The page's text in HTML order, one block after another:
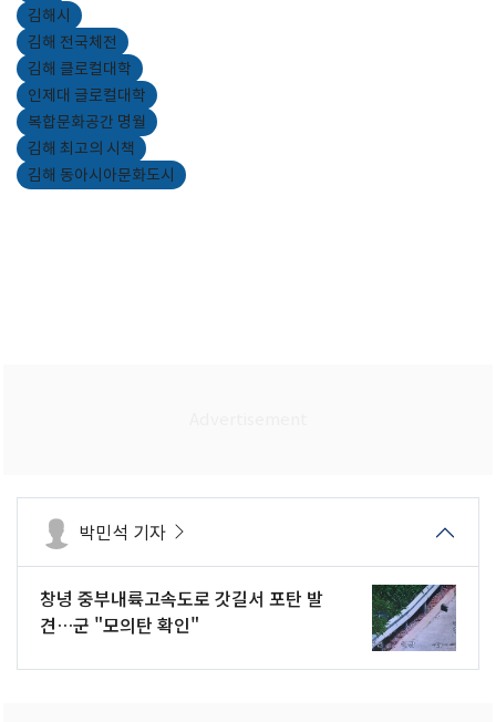
김해시
김해 전국체전
김해 클로컬대학
인제대 글로컬대학
복합문화공간 명월
김해 최고의 시책
김해 동아시아문화도시
박민석 기자
창녕 중부내륙고속도로 갓길서 포탄 발
견…군 "모의탄 확인"